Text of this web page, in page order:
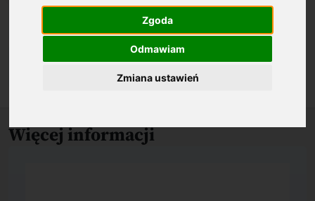
Zgoda
Odmawiam
Zmiana ustawień
Więcej informacji